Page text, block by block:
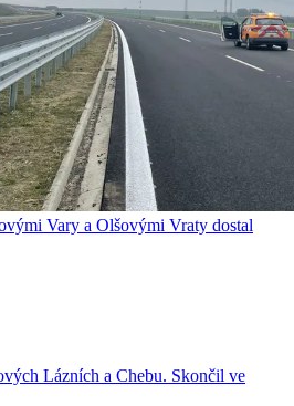
Vary a Olšovými Vraty dostal
Lázních a Chebu. Skončil ve